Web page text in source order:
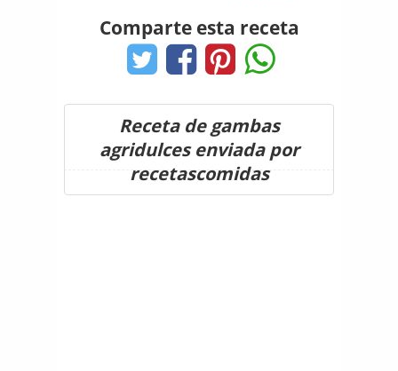
Comparte esta receta
Receta de gambas
agridulces enviada por
recetascomidas